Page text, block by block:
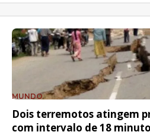
MUNDO
Dois terremotos atingem
com intervalo de 18